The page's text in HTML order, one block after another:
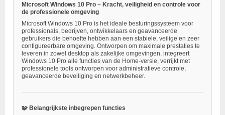
Microsoft Windows 10 Pro – Kracht, veiligheid en controle voor
de professionele omgeving
Microsoft Windows 10 Pro is het ideale besturingssysteem voor
professionals, bedrijven, ontwikkelaars en geavanceerde
gebruikers die behoefte hebben aan een stabiele, veilige en zeer
configureerbare omgeving. Ontworpen om maximale prestaties te
leveren in zowel desktop als zakelijke omgevingen, integreert
Windows 10 Pro alle functies van de Home-versie, verrijkt met
professionele tools ontworpen voor administratieve controle,
geavanceerde beveiliging en netwerkbeheer.
🧩 Belangrijkste inbegrepen functies